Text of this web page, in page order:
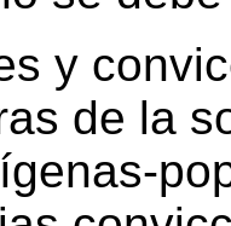
y
de la